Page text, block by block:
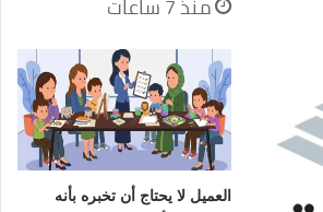
منذ 7 ساعات
العميل لا يحتاج أن تخبره بأنه